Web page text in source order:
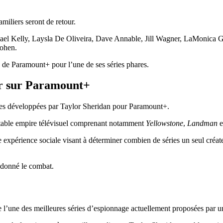
seront de retour.
Kelly, Laysla De Oliveira, Dave Annable, Jill Wagner, LaMonica
Paramount+ pour l’une de ses séries phares.
sur Paramount+
développées par Taylor Sheridan pour Paramount+.
empire télévisuel comprenant notamment Yellowstone, Landman
sociale visant à déterminer combien de séries un seul
le combat.
l’une des meilleures séries d’espionnage actuellement proposées par